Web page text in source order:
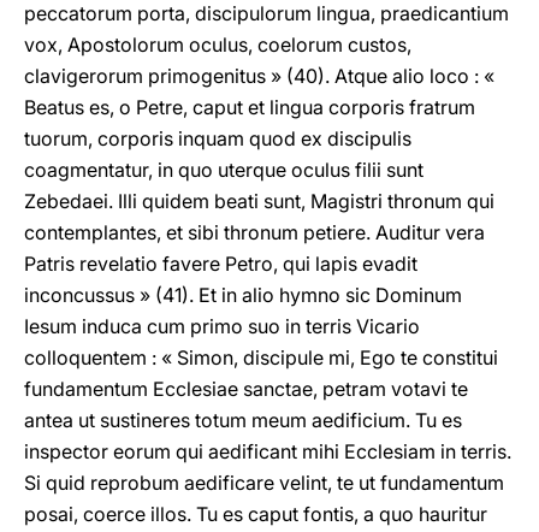
peccatorum porta, discipulorum lingua, praedicantium
vox, Apostolorum oculus, coelorum custos,
clavigerorum primogenitus » (40). Atque alio loco : «
Beatus es, o Petre, caput et lingua corporis fratrum
tuorum, corporis inquam quod ex discipulis
coagmentatur, in quo uterque oculus filii sunt
Zebedaei. Illi quidem beati sunt, Magistri thronum qui
contemplantes, et sibi thronum petiere. Auditur vera
Patris revelatio favere Petro, qui lapis evadit
inconcussus » (41). Et in alio hymno sic Dominum
Iesum induca cum primo suo in terris Vicario
colloquentem : « Simon, discipule mi, Ego te constitui
fundamentum Ecclesiae sanctae, petram votavi te
antea ut sustineres totum meum aedificium. Tu es
inspector eorum qui aedificant mihi Ecclesiam in terris.
Si quid reprobum aedificare velint, te ut fundamentum
posai, coerce illos. Tu es caput fontis, a quo hauritur